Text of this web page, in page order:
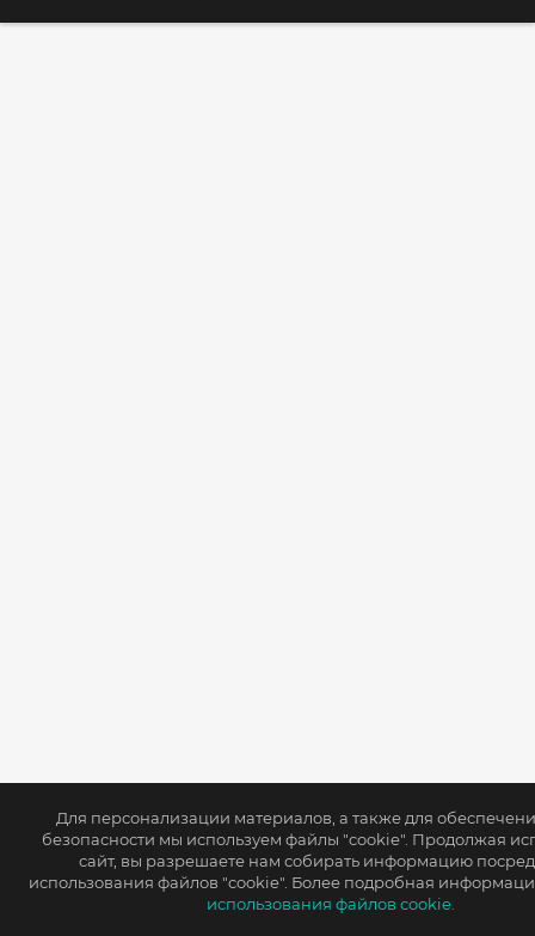
Для персонализации материалов, а также для
безопасности мы используем файлы "cookie". Продолжая
сайт, вы разрешаете нам собирать информацию
использования файлов "cookie". Более подробная
использования файлов cookie.